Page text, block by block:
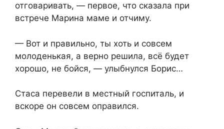
отговаривать, — первое, что сказала при
встрече Марина маме и отчиму.
— Вот и правильно, ты хоть и совсем
молоденькая, а верно решила, всё будет
хорошо, не бойся, — улыбнулся Борис…
Стаса перевели в местный госпиталь, и
вскоре он совсем оправился.